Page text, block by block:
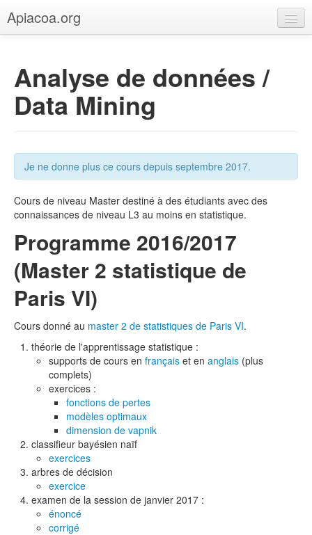
Apiacoa.org
Blog
Recherche
Analyse de données /
Data Mining
Je ne donne plus ce cours depuis septembre 2017.
Cours de niveau Master destiné à des étudiants avec des
connaissances de niveau L3 au moins en statistique.
Programme 2016/2017
(Master 2 statistique de
Paris VI)
Cours donné au master 2 de statistiques de Paris VI.
théorie de l'apprentissage statistique :
supports de cours en français et en anglais (plus
complets)
exercices :
fonctions de pertes
modèles optimaux
dimension de vapnik
classifieur bayésien naïf
exercices
arbres de décision
exercice
examen de la session de janvier 2017 :
énoncé
corrigé